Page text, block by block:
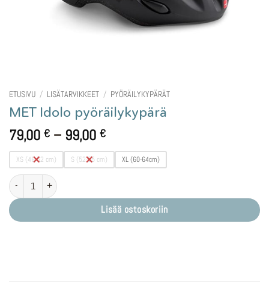
ETUSIVU / LISÄTARVIKKEET / PYÖRÄILYKYPÄRÄT
MET Idolo pyöräilykypärä
79,00 € – 99,00 €Hintaluokka:
79,00 €
-
XS (46-52 cm) S (52-55 cm) XL (60-64cm)
MET Idolo pyöräilykypärä määrä
Lisää ostoskoriin